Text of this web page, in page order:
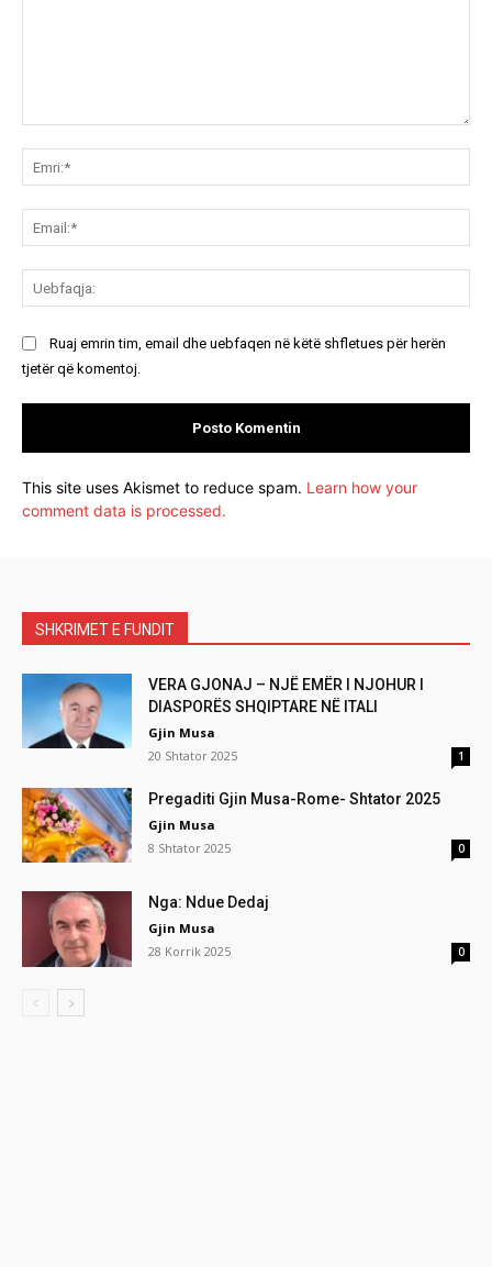
Ruaj emrin tim, email dhe uebfaqen në këtë shfletues për herën
tjetër që komentoj.
This site uses Akismet to reduce spam. Learn how your
comment data is processed.
SHKRIMET E FUNDIT
VERA GJONAJ – NJË EMËR I NJOHUR I
DIASPORËS SHQIPTARE NË ITALI
Gjin Musa
20 Shtator 2025
1
Pregaditi Gjin Musa-Rome- Shtator 2025
Gjin Musa
8 Shtator 2025
0
Nga: Ndue Dedaj
Gjin Musa
28 Korrik 2025
0